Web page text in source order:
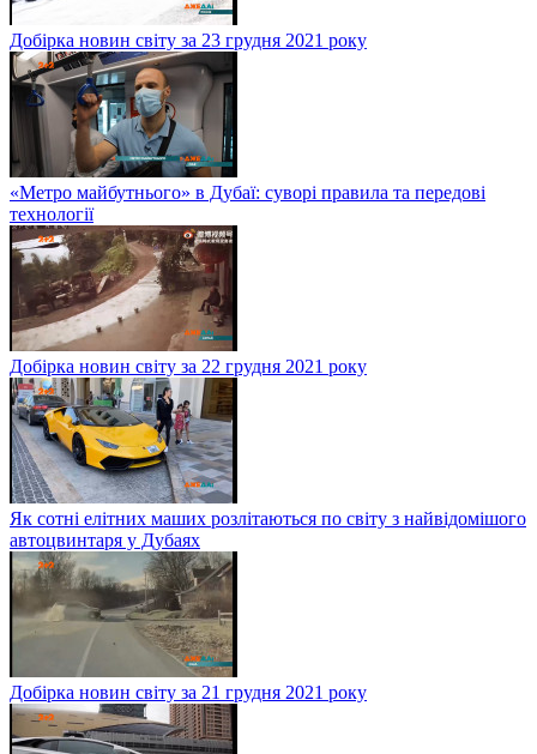
Добірка новин світу за 23 грудня 2021 року
«Метро майбутнього» в Дубаї: суворі правила та передові
технології
Добірка новин світу за 22 грудня 2021 року
Як сотні елітних маших розлітаються по світу з найвідомішого
автоцвинтаря у Дубаях
Добірка новин світу за 21 грудня 2021 року